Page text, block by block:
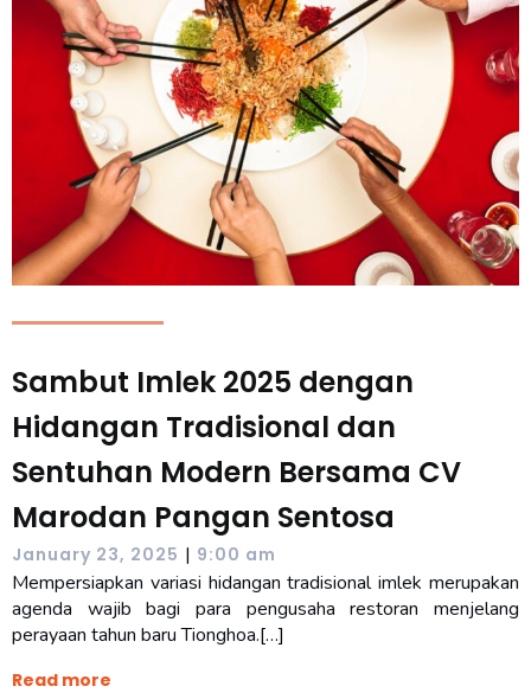
Sambut Imlek 2025 dengan
Hidangan Tradisional dan
Sentuhan Modern Bersama CV
Marodan Pangan Sentosa
January 23, 2025 | 9:00 am
Mempersiapkan variasi hidangan tradisional imlek merupakan
agenda wajib bagi para pengusaha restoran menjelang
perayaan tahun baru Tionghoa.[…]
Read more